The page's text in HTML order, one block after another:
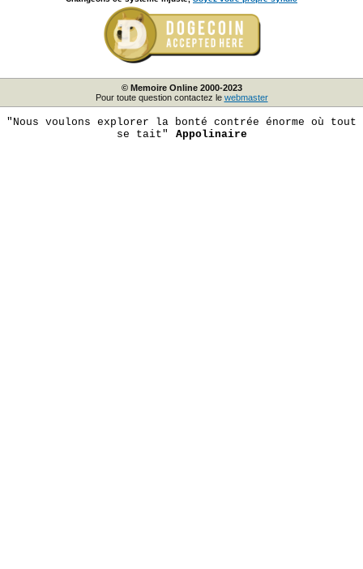
© Memoire Online 2000-2023
Pour toute question contactez le webmaster
"Nous voulons explorer la bonté contrée énorme où tout
se tait"
Appolinaire